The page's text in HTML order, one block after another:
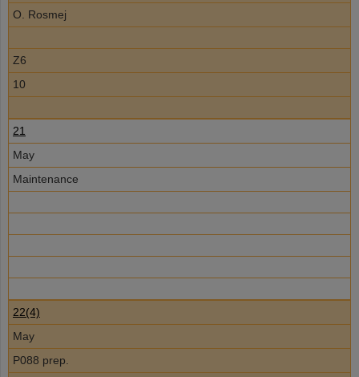
O. Rosmej
Z6
10
21
May
Maintenance
22(4)
May
P088 prep.